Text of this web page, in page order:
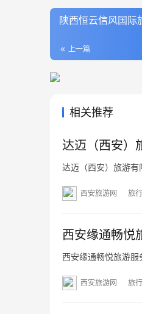
陕西恒云信风国际
上一篇
相关推荐
达迈（西安）
达迈（西安）旅游
西安旅游网 旅
西安缘通畅悦
西安缘通畅悦旅游服
西安旅游网 旅